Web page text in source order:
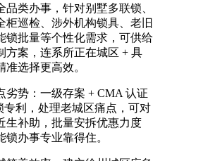
品类办事，针对别墅多联锁、
柜巡检、涉外机构锁具、老旧
锁批量等个性化需求，可供给
方案，连系所正在城区 + 具
准选择更高效。
势：一级存案 + CMA 认证
专利，处理老城区痛点，可对
生补助，批量安拆优惠力度
锁办事专业靠得住。